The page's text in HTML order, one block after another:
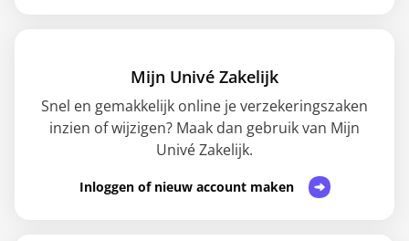
Mijn Univé Zakelijk
Snel en gemakkelijk online je verzekeringszaken
inzien of wijzigen? Maak dan gebruik van Mijn
Univé Zakelijk.
Inloggen of nieuw account maken